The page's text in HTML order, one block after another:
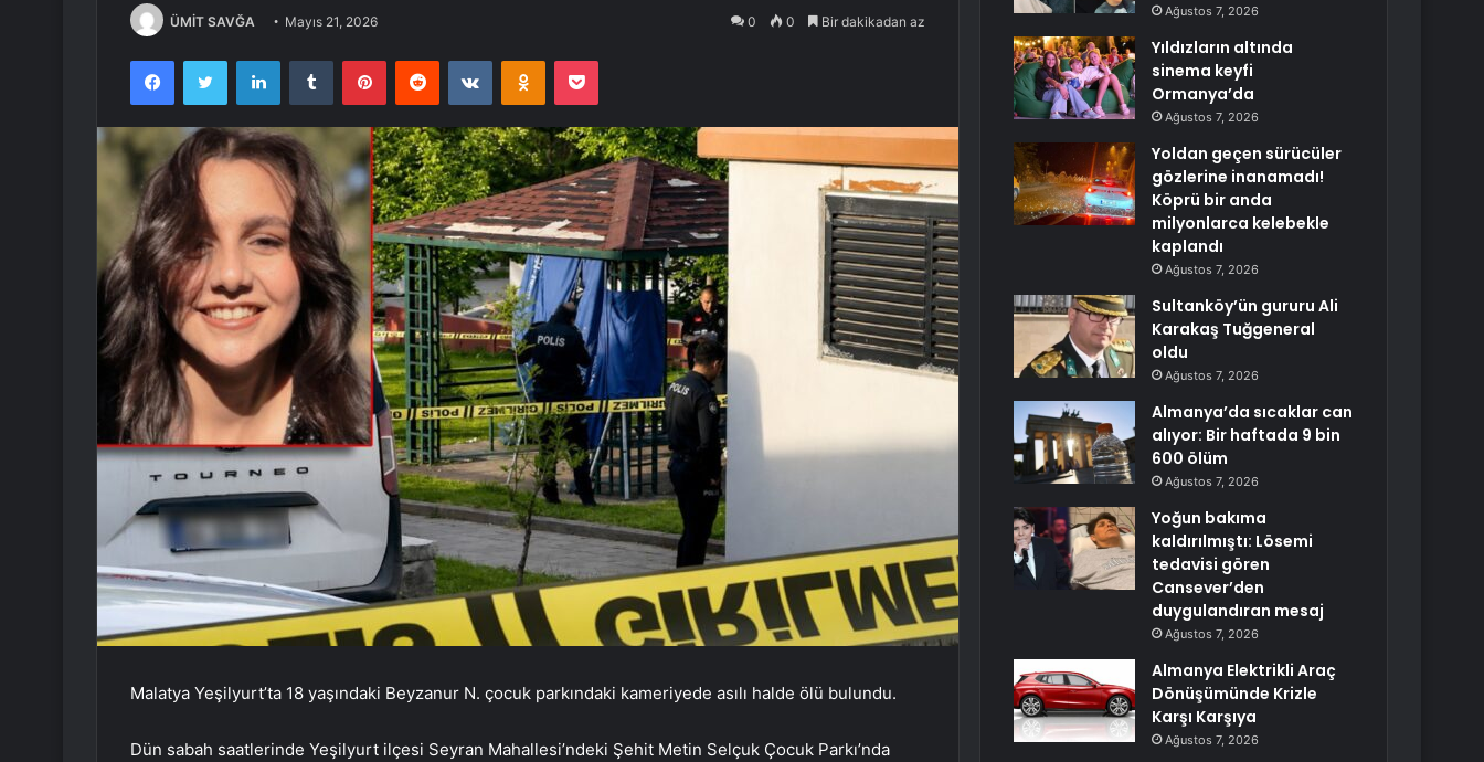
ÜMİT SAVĞA Mayıs 21, 2026 0 0 Bir dakikadan az
FacebookTwitter LinkedInTumblr PinterestReddit VKontakteOdnoklassniki
Pocket
Malatya Yeşilyurt’ta 18 yaşındaki Beyzanur N. çocuk parkındaki kameriyede asılı halde ölü bulundu.
Dün sabah saatlerinde Yeşilyurt ilçesi Seyran Mahallesi’ndeki Şehit Metin Selçuk Çocuk Parkı’nda
Ağustos 7, 2026
Yıldızların altında
sinema keyfi
Ormanya’da
Ağustos 7, 2026
Yoldan geçen sürücüler
gözlerine inanamadı!
Köprü bir anda
milyonlarca kelebekle
kaplandı
Ağustos 7, 2026
Sultanköy’ün gururu Ali
Karakaş Tuğgeneral
oldu
Ağustos 7, 2026
Almanya’da sıcaklar can
alıyor: Bir haftada 9 bin
600 ölüm
Ağustos 7, 2026
Yoğun bakıma
kaldırılmıştı: Lösemi
tedavisi gören
Cansever’den
duygulandıran mesaj
Ağustos 7, 2026
Almanya Elektrikli Araç
Dönüşümünde Krizle
Karşı Karşıya
Ağustos 7, 2026